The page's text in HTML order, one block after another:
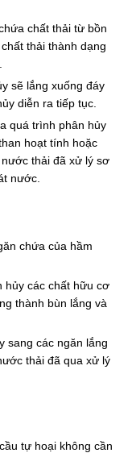
chất thải từ bồn
thải thành dạng
sẽ lắng xuống đáy
diễn ra tiếp tục.
quá trình phân hủy
hoạt tính hoặc
thải đã xử lý sơ
nước.
chứa của hầm
hủy các chất hữu cơ
thành bùn lắng và
sang các ngăn lắng
thải đã qua xử lý
tự hoại không cần